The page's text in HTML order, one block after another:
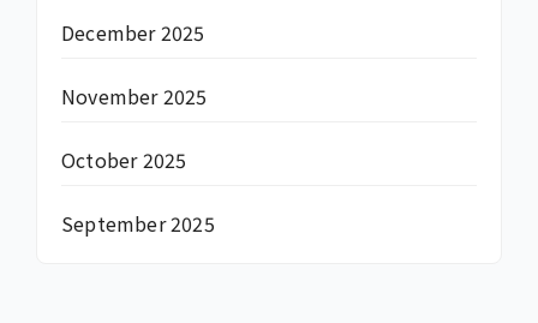
December 2025
November 2025
October 2025
September 2025